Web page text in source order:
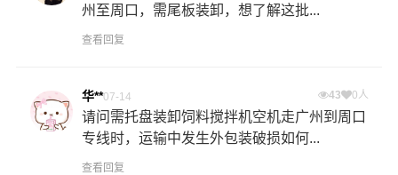
州至周口，需尾板装卸，想了解这批...
查看回复
华**07-14 43 0人
请问需托盘装卸饲料搅拌机空机走广州到周口
专线时，运输中发生外包装破损如何...
查看回复